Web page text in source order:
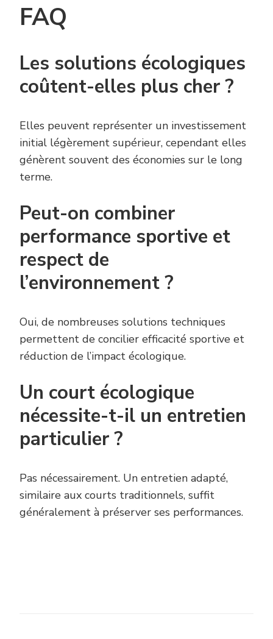
FAQ
Les solutions écologiques
coûtent-elles plus cher ?
Elles peuvent représenter un investissement
initial légèrement supérieur, cependant elles
génèrent souvent des économies sur le long
terme.
Peut-on combiner
performance sportive et
respect de
l’environnement ?
Oui, de nombreuses solutions techniques
permettent de concilier efficacité sportive et
réduction de l’impact écologique.
Un court écologique
nécessite-t-il un entretien
particulier ?
Pas nécessairement. Un entretien adapté,
similaire aux courts traditionnels, suffit
généralement à préserver ses performances.